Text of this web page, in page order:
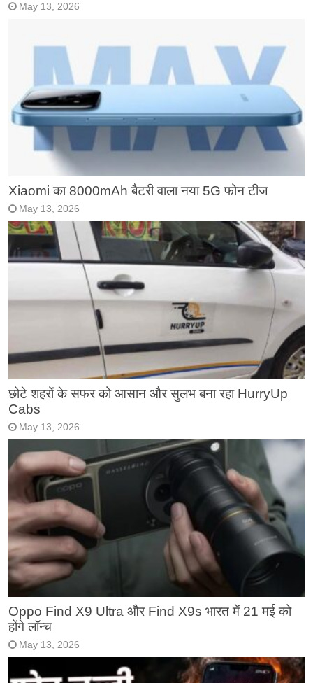
May 13, 2026
Xiaomi का 8000mAh बैटरी वाला नया 5G फोन टीज
May 13, 2026
छोटे शहरों के सफर को आसान और सुलभ बना रहा HurryUp
Cabs
May 13, 2026
Oppo Find X9 Ultra और Find X9s भारत में 21 मई को
होंगे लॉन्च
May 13, 2026